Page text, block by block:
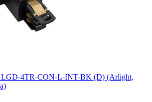
LGD-4TR-CON-L-INT-BK (D) (Arlight,